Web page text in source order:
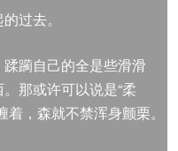
过去。
躏自己的全是些滑滑
那或许可以说是“柔
，森就不禁浑身颤栗。